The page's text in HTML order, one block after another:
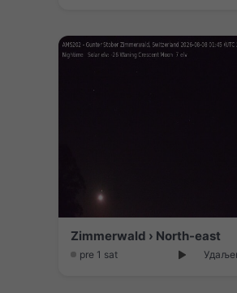
Zimmerwald › North-east
pre 1 sat